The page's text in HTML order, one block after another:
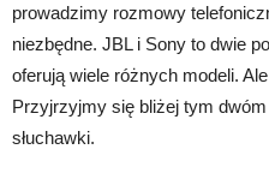
prowadzimy rozmowy
niezbędne. JBL i Sony to dwie
oferują wiele różnych modeli.
Przyjrzyjmy się bliżej tym
słuchawki.